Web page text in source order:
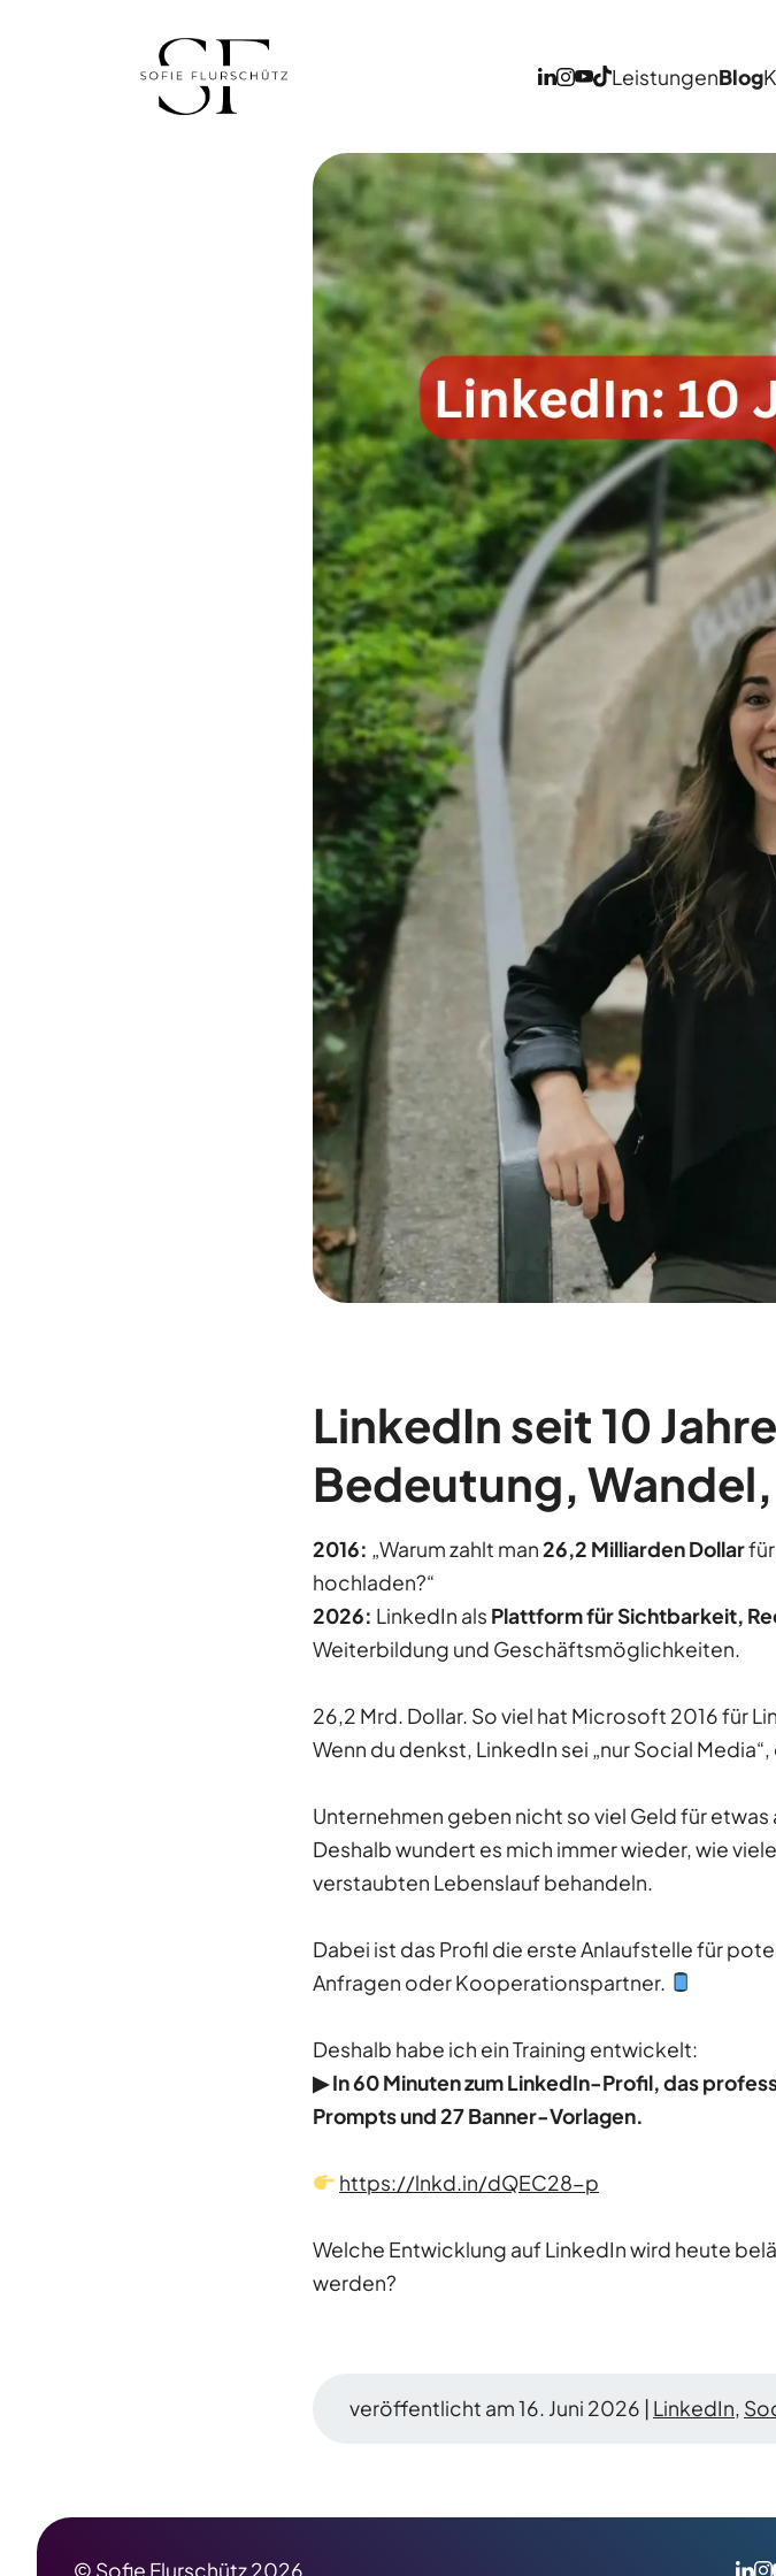
LeistungenBlog
LinkedIn seit 10
Bedeutung,
2016: „Warum zahlt man26,2 Milliarden Dollar
hochladen?“
2026: LinkedIn als Plattform für Sichtbarkeit,
Weiterbildung und Geschäftsmöglichkeiten.
26,2 Mrd. Dollar. So viel hat Microsoft 2016 für
Wenn du denkst, LinkedIn sei „nur Social
Unternehmen geben nicht so viel Geld für
Deshalb wundert es mich immer wieder, wie
verstaubten Lebenslauf behandeln.
Dabei ist das Profil die erste Anlaufstelle für
Anfragen oder Kooperationspartner.
Deshalb habe ich ein Training entwickelt:
▶ In 60 Minuten zum LinkedIn-Profil, das
Prompts und 27 Banner-Vorlagen.
https://lnkd.in/dQEC28-p
Welche Entwicklung auf LinkedIn wird heute
werden?
veröffentlicht am 16. Juni 2026 | LinkedIn,
© Sofie Flurschütz 2026